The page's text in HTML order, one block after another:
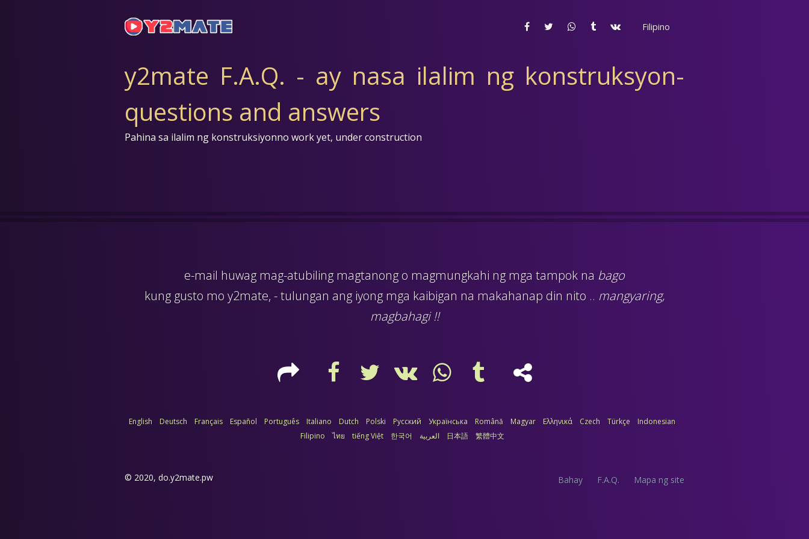
Filipino
y2mate F.A.Q. - ay nasa ilalim ng konstruksyon-
questions and answers
Pahina sa ilalim ng konstruksiyonno work yet, under construction
e-mail huwag mag-atubiling magtanong o magmungkahi ng mga tampok na bago
kung gusto mo y2mate, - tulungan ang iyong mga kaibigan na makahanap din nito .. mangyaring,
magbahagi !!
English Deutsch Français Español Português Italiano Dutch Polski Русский Українська Română Magyar Ελληνικά Czech Türkçe
Indonesian
Filipino
ไทย tiếng Việt 한국어 العربية 日本語 繁體中文
© 2020, do.y2mate.pw Bahay F.A.Q. Mapa ng site